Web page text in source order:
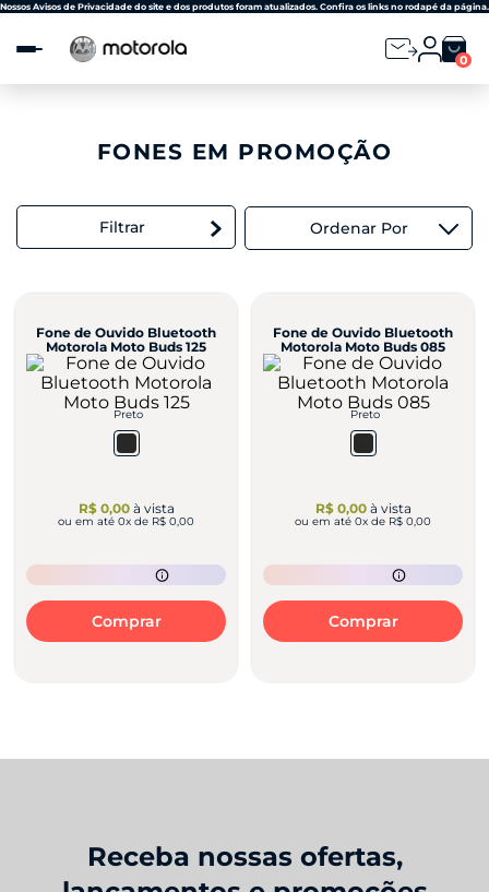
Observação:
site
um
acessibilidade.
Nossos Avisos de Privacidade do site e dos produtos foram atualizados. Confira os links no rodapé da página.
0
FONES EM PROMOÇÃO
Filtrar Ordenar Por
Fone de Ouvido Bluetooth
Motorola Moto Buds 125
Preto
R$ 0,00à vista
ou em até 0x de R$ 0,00
Comprar
Fone de Ouvido Bluetooth
Motorola Moto Buds 085
Preto
R$ 0,00à vista
ou em até 0x de R$ 0,00
Comprar
Receba nossas ofertas,